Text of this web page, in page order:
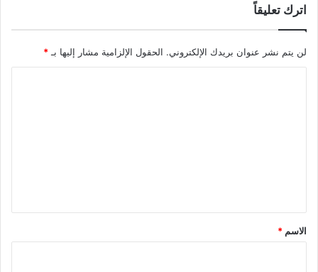
اترك تعليقاً
لن يتم نشر عنوان بريدك الإلكتروني. الحقول الإلزامية مشار إليها بـ*
*
الاسم *